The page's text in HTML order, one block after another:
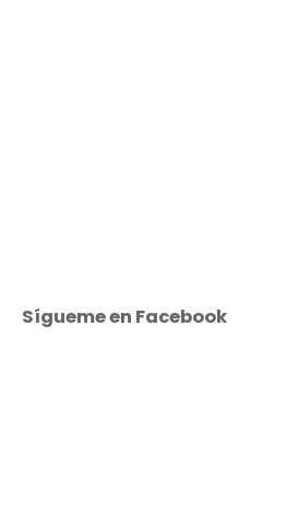
Sígueme en Facebook